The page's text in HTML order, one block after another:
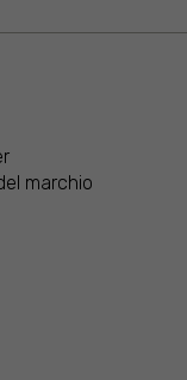
marchio